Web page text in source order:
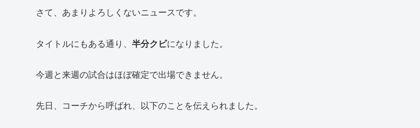
さて、あまりよろしくないニュースです。
タイトルにもある通り、 半分クビになりました。
今週と来週の試合はほぼ確定で出場できません。
先日、コーチから呼ばれ、以下のことを伝えられました。